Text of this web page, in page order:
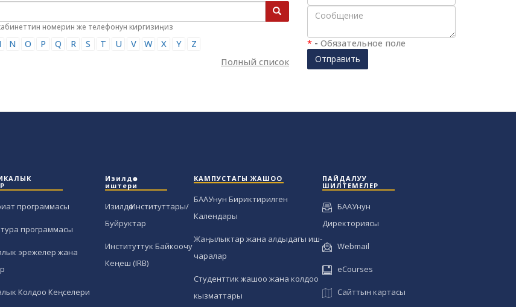
номерин же телефонун киргизиңиз
N O P Q R S T U V W X Y
Z
Полный список
* - Обязательное поле
Отправить
программасы
программасы
эрежелер жана
Колдоо Кеңселери
Изилдөө
иштери
Изилдөө Институттары/
Буйруктар
Институттук Байкоочу
Кеңеш (IRB)
КАМПУСТАГЫ ЖАШОО
БААУнун Бириктирилген
Календары
Жаңылыктар жана алдыдагы иш-
чаралар
Студенттик жашоо жана колдоо
кызматтары
ПАЙДАЛУУ
ШИЛТЕМЕЛЕР
БААУнун
Директориясы
Webmail
eCourses
Сайттын картасы